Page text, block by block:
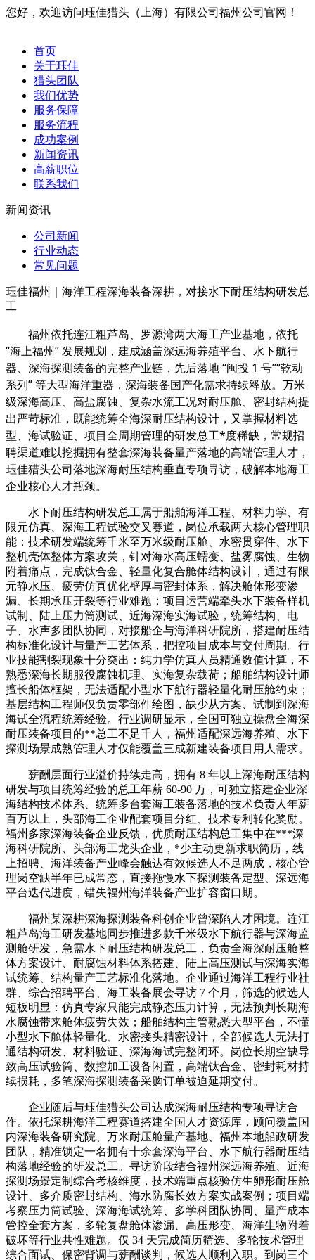
您好，欢迎访问珏佳猎头（上海）有限公司福州公司官网！
首页
关于珏佳
猎头团队
我们优势
服务保障
服务流程
成功案例
新闻资讯
高薪职位
联系我们
新闻资讯
公司新闻
行业动态
常见问题
珏佳福州｜海洋工程深海装备深耕，对接水下耐压结构研发总
工
福州依托连江粗芦岛、罗源湾两大海工产业基地，依托
“海上福州” 发展规划，建成涵盖深远海养殖平台、水下航行
器、深海探测装备的完整产业链，先后落地 “闽投 1 号”“乾动
系列” 等大型海洋重器，深海装备国产化需求持续释放。万米
级深海高压、高盐腐蚀、复杂水流工况对耐压舱、密封结构提
出严苛标准，既能统筹全海深耐压结构设计，又掌握材料选
型、海试验证、项目全周期管理的研发总工*度稀缺，常规招
聘渠道难以挖掘拥有整套深海装备量产落地的高端管理人才，
珏佳猎头公司落地深海耐压结构垂直专项寻访，破解本地海工
企业核心人才瓶颈。
水下耐压结构研发总工属于船舶海洋工程、材料力学、有
限元仿真、深海工程试验交叉赛道，岗位承载两大核心管理职
能：技术研发端统筹千米至万米级耐压舱、水密贯穿件、水下
整机壳体整体方案攻关，针对海水高压蠕变、盐雾腐蚀、生物
附着痛点，完成钛合金、轻量化复合舱体结构设计，通过有限
元静水压、疲劳仿真优化壁厚与密封体系，解决舱体形变渗
漏、长期承压开裂等行业难题；项目运营端牵头水下装备样机
试制、陆上压力筒测试、近海深海实海试验，统筹结构、电
子、水声多团队协同，对接船企与海洋科研院所，搭建耐压结
构标准化设计与量产工艺体系，把控项目成本与交付周期。行
业技能割裂现象十分突出：纯力学仿真人员精通数值计算，不
熟悉深海长期服役腐蚀机理、实海复杂载荷；船舶结构设计师
擅长船体框架，无法适配小型水下航行器轻量化耐压舱约束；
基层结构工程师仅负责零部件绘图，缺少从方案、试制到深海
海试全流程统筹经验。行业调研显示，全国可独立操盘全海深
耐压装备项目的**总工不足千人，福州适配深远海养殖、水下
探测场景成熟管理人才仅能覆盖三成新建装备项目用人需求。
薪酬层面行业溢价持续走高，拥有 8 年以上深海耐压结构
研发与项目统筹经验的总工年薪 60-90 万，可独立搭建企业深
海结构技术体系、统筹多台套海工装备落地的技术负责人年薪
百万以上，头部海工企业配套项目分红、技术专利转化奖励。
福州多家深海装备企业反馈，优质耐压结构总工集中在***深
海科研院所、头部海工龙头企业，*少主动更新求职简历，线
上招聘、海洋装备产业峰会触达有效候选人不足两成，核心管
理岗空缺半年已成常态，直接拖慢水下探测装备定型、深远海
平台迭代进度，错失福州海洋装备产业扩容窗口期。
福州某深耕深海探测装备科创企业曾深陷人才困境。连江
粗芦岛海工研发基地同步推进多款千米级水下航行器与深海监
测舱研发，急需水下耐压结构研发总工，负责全海深耐压舱整
体方案设计、耐腐蚀材料体系搭建、陆上高压测试与深海实海
试统筹、结构量产工艺标准化落地。企业通过海洋工程行业社
群、综合招聘平台、海工装备展会寻访 7 个月，筛选的候选人
短板明显：仿真专家只能完成静态压力计算，无法预判长期海
水腐蚀带来舱体疲劳失效；船舶结构主管熟悉大型平台，不懂
小型水下舱体轻量化、水密接头精密设计，全部候选人无法打
通结构研发、材料验证、深海海试完整闭环。岗位长期空缺导
致高压试验筒、数控加工设备闲置，高端钛合金、密封耗材持
续损耗，多笔深海探测装备采购订单被迫延期交付。
企业随后与珏佳猎头公司达成深海耐压结构专项寻访合
作。依托深耕海洋工程赛道搭建全国人才资源库，顾问覆盖国
内深海装备研究院、万米耐压舱量产基地、福州本地船政研发
团队，精准锁定一名拥有十余套深海平台、水下航行器耐压结
构落地经验的研发总工。寻访阶段结合福州深远海养殖、近海
探测场景定制综合考核维度，技术端重点核验仿生卵形耐压舱
设计、多介质密封结构、海水防腐长效方案实战案例；项目端
考察压力筒试验、深海海试统筹、多学科团队协同、量产成本
管控全套方案，多轮复盘舱体渗漏、高压形变、海洋生物附着
破坏等行业共性难题。仅 34 天完成简历筛选、多轮技术管理
综合面试、保密背调与薪酬谈判，候选人顺利入职。到岗三个